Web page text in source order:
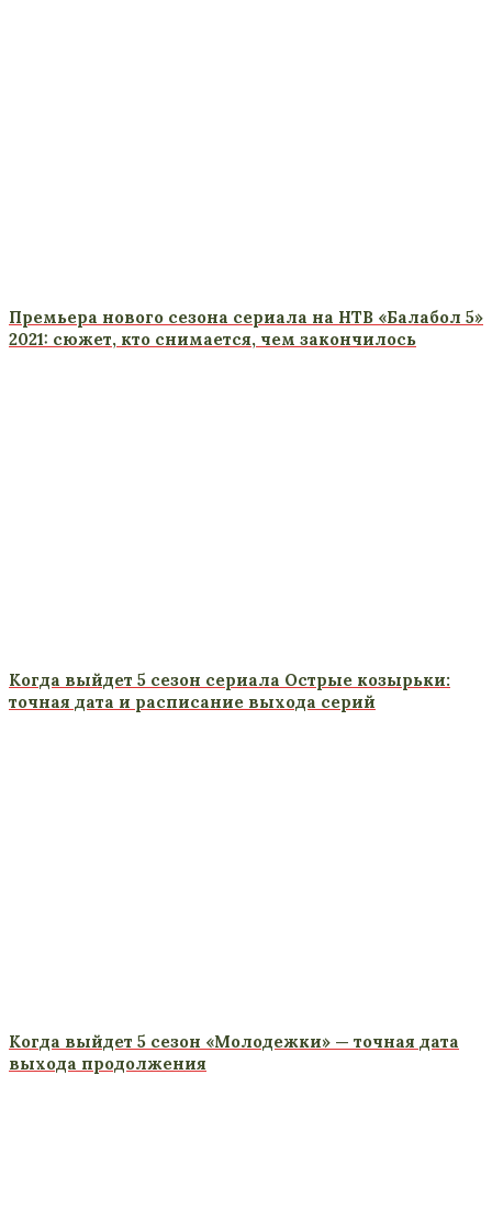
Премьера нового сезона сериала на НТВ «Балабол 5»
2021: сюжет, кто снимается, чем закончилось
Когда выйдет 5 сезон сериала Острые козырьки:
точная дата и расписание выхода серий
Когда выйдет 5 сезон «Молодежки» — точная дата
выхода продолжения